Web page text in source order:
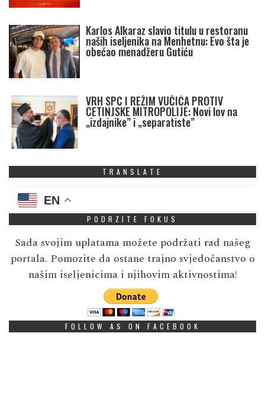
Karlos Alkaraz slavio titulu u restoranu
naših iseljenika na Menhetnu: Evo šta je
obećao menadžeru Gutiću
VRH SPC I REŽIM VUČIĆA PROTIV
CETINJSKE MITROPOLIJE: Novi lov na
„izdajnike” i „separatiste”
TRANSLATE
EN
PODRZITE FOKUS
Sada svojim uplatama možete podržati rad našeg
portala. Pomozite da ostane trajno svjedočanstvo o
našim iseljenicima i njihovim aktivnostima!
FOLLOW AS ON FACEBOOK